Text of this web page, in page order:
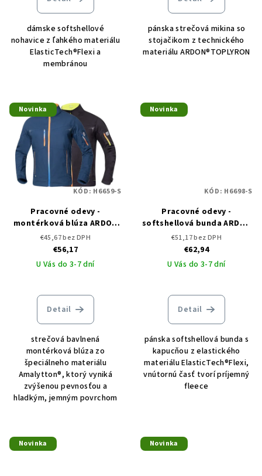
dámske softshellové
nohavice z ľahkého materiálu
ElasticTech®Flexi a
membránou
pánska strečová mikina so
stojačikom z technického
materiálu ARDON®TOPLYRON
Novinka
Pracovné odevy -
montérková blúza ARDON
CREATRON
€45,67 bez DPH
€56,17
U Vás do 3-7 dní
Detail
strečová bavlnená
montérková blúza zo
špeciálneho materiálu
Amalytton®, ktorý vyniká
zvýšenou pevnosťou a
hladkým, jemným povrchom
KÓD: H6659-S
Novinka
Pracovné odevy -
softshellová bunda ARDON
CREATRON
€51,17 bez DPH
€62,94
U Vás do 3-7 dní
Detail
pánska softshellová bunda s
kapucňou z elastického
materiálu ElasticTech®Flexi,
vnútornú časť tvorí príjemný
fleece
KÓD: H6698-S
Novinka Novinka